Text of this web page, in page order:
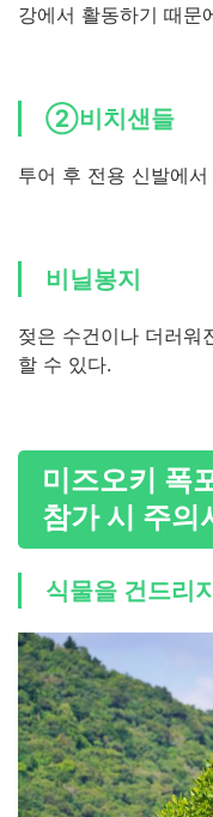
강에서 활동하기 때문
②비치샌들
투어 후 전용 신발에
비닐봉지
젖은 수건이나 더러워
할 수 있다.
미즈오키 폭
참가 시 주의
식물을 건드리